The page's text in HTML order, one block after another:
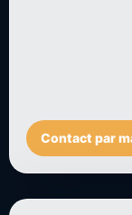
Contact par